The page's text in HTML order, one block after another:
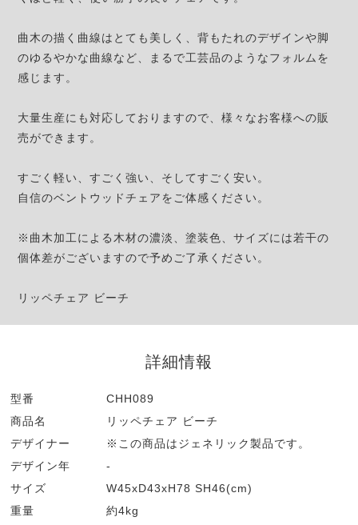
曲木の描く曲線はとても美しく、背もたれのデザインや脚
のゆるやかな曲線など、まるで工芸品のようなフォルムを
感じます。
大量生産にも対応しておりますので、様々なお客様への販
売ができます。
すごく軽い、すごく強い、そしてすごく安い。
自信のベントウッドチェアをご体感ください。
※曲木加工による木材の濃淡、塗装色、サイズには若干の
個体差がございますので予めご了承ください。
リッペチェア ビーチ
詳細情報
型番
CHH089
商品名
リッペチェア ビーチ
デザイナー
※この商品はジェネリック製品です。
デザイン年
-
サイズ
W45xD43xH78 SH46(cm)
重量
約4kg